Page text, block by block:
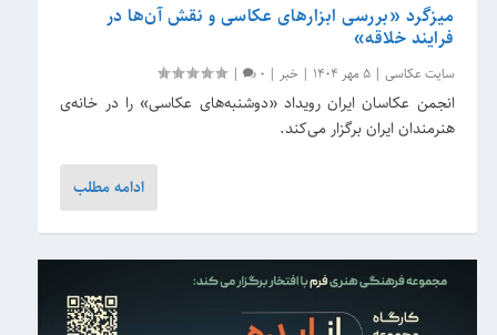
میزگرد «بررسی ابزارهای عکاسی و نقش آن‌ها در
فرایند خلاقه»
سایت عکاسی |5 مهر 1404 | خبر |
0
|
انجمن عکاسان ایران رویداد «دوشنبه‌های عکاسی» را در خانه‌ی
هنرمندان ایران برگزار می‌کند.
ادامه مطلب